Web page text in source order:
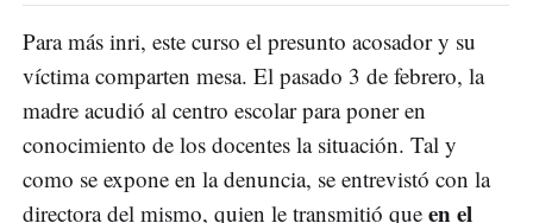
Para más inri, este curso el presunto acosador y su
víctima comparten mesa. El pasado 3 de febrero, la
madre acudió al centro escolar para poner en
conocimiento de los docentes la situación. Tal y
como se expone en la denuncia, se entrevistó con la
directora del mismo, quien le transmitió que en el